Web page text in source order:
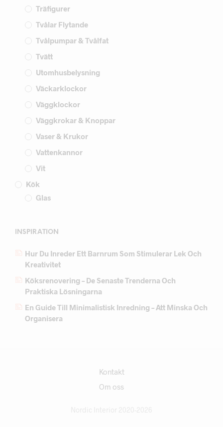
Träfigurer
Tvålar Flytande
Tvålpumpar & Tvålfat
Tvätt
Utomhusbelysning
Väckarklockor
Väggklockor
Väggkrokar & Knoppar
Vaser & Krukor
Vattenkannor
Vit
Kök
Glas
INSPIRATION
Hur Du Inreder Ett Barnrum Som Stimulerar Lek Och
Kreativitet
Köksrenovering – De Senaste Trenderna Och
Praktiska Lösningarna
En Guide Till Minimalistisk Inredning – Att Minska Och
Organisera
Kontakt
Om oss